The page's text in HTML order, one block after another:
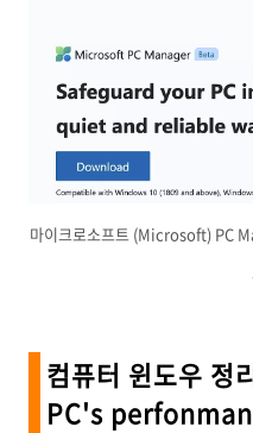
마이크로소프트 (Microsoft) PC
컴퓨터 윈도우
PC's